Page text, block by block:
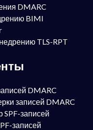
DMARC
BIMI
TLS-RPT
DMARC
записей DMARC
SPF-записей
записей